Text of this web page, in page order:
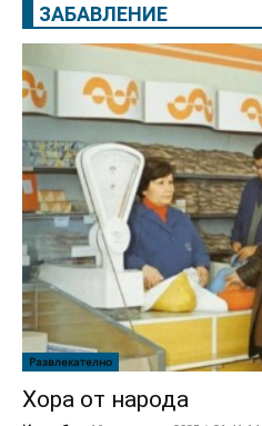
ЗАБАВЛЕНИЕ
Развлекателно
Хора от народа